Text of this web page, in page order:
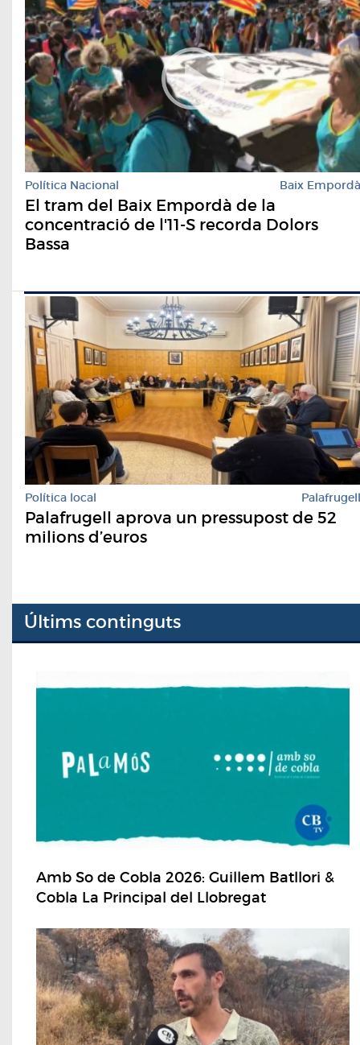
Política Nacional Baix Empordà
El tram del Baix Empordà de la
concentració de l'11-S recorda Dolors
Bassa
Política local Palafrugell
Palafrugell aprova un pressupost de 52
milions d’euros
Últims continguts
Amb So de Cobla 2026: Guillem Batllori &
Cobla La Principal del Llobregat